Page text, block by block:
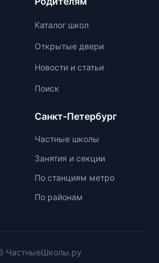
решения о
и темп
Монтессори
для
к учебе.
в зависимости
и
страха перед
качественной
Каталог школ
Открытые двери
Новости и статьи
Поиск
Санкт-Петербург
Частные школы
Занятия и секции
По станциям метро
По районам
ЧастныеШколы.ру